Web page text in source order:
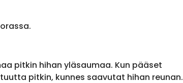
pitkin hihan yläsaumaa. Kun pääset
pitkin, kunnes saavutat hihan reunan.